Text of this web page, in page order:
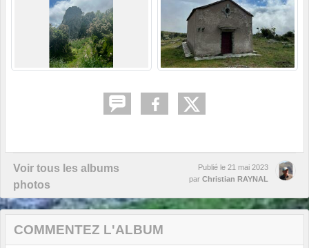
Voir tous les albums
photos
Publié le 21 mai 2023
par Christian RAYNAL
COMMENTEZ L'ALBUM